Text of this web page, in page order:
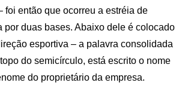
foi então que ocorreu a estréia de
por duas bases. Abaixo dele é colocado
esportiva – a palavra consolidada
do semicírculo, está escrito o nome
do proprietário da empresa.